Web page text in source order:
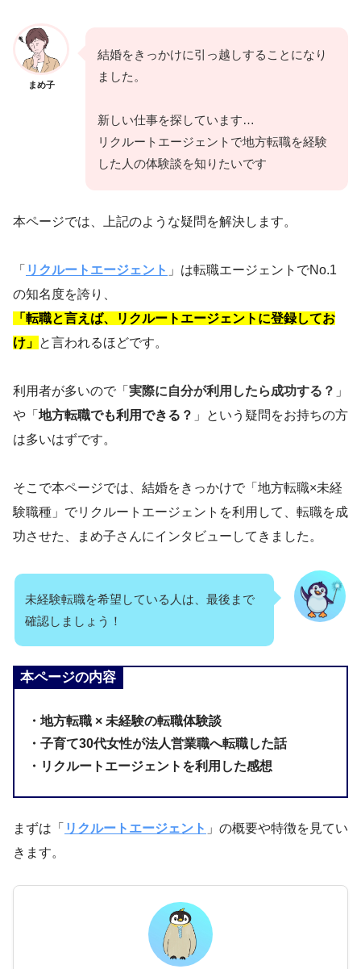
まめ子
結婚をきっかけに引っ越しすることになり
ました。
新しい仕事を探しています…
リクルートエージェントで地方転職を経験
した人の体験談を知りたいです
本ページでは、上記のような疑問を解決します。
「 リクルートエージェント 」は転職エージェントでNo.1
の知名度を誇り、
「転職と言えば、リクルートエージェントに登録してお
け」 と言われるほどです。
利用者が多いので「 実際に自分が利用したら成功する？ 」
や「 地方転職でも利用できる？ 」という疑問をお持ちの方
は多いはずです。
そこで本ページでは、結婚をきっかけで「地方転職×未経
験職種」でリクルートエージェントを利用して、転職を成
功させた、まめ子さんにインタビューしてきました。
未経験転職を希望している人は、最後まで
確認しましょう！
本ページの内容
・地方転職 × 未経験の転職体験談
・子育て30代女性が法人営業職へ転職した話
・リクルートエージェントを利用した感想
まずは「 リクルートエージェント 」の概要や特徴を見てい
きます。